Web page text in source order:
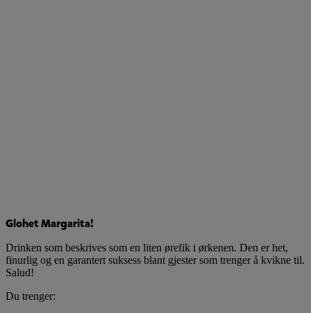
Glohet Margarita!
Drinken som beskrives som en liten ørefik i ørkenen. Den er het,
finurlig og en garantert suksess blant gjester som trenger å kvikne til.
Salud!
Du trenger: